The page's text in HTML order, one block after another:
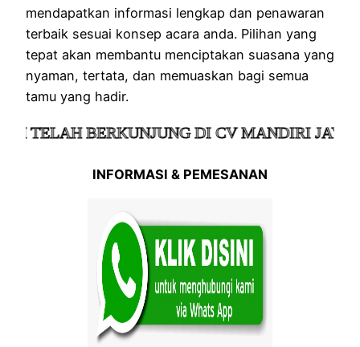
mendapatkan informasi lengkap dan penawaran
terbaik sesuai konsep acara anda. Pilihan yang
tepat akan membantu menciptakan suasana yang
nyaman, tertata, dan memuaskan bagi semua
tamu yang hadir.
BERKUNJUNG DI CV MANDIRI JAYA
INFORMASI & PEMESANAN